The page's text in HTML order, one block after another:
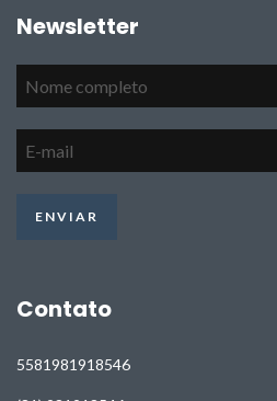
Newsletter
Contato
5581981918546